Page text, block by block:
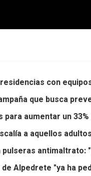
con
que busca
para aumentar un
a aquellos
Alpedrete "ya ha